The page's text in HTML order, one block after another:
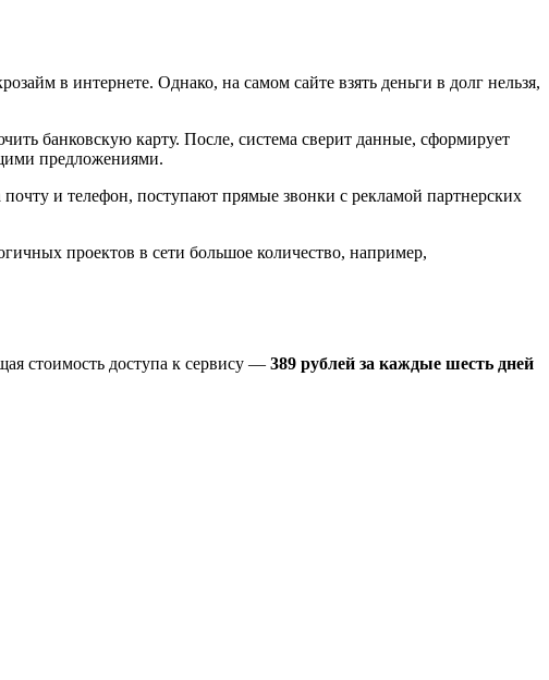
в интернете. Однако, на самом сайте взять деньги в долг нельзя,
банковскую карту. После, система сверит данные, сформирует
предложениями.
и телефон, поступают прямые звонки с рекламой партнерских
проектов в сети большое количество, например,
стоимость доступа к сервису — 389 рублей за каждые шесть дней